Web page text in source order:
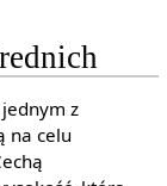
z
na celu